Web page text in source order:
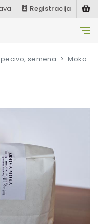
Registracija
semena
Moka